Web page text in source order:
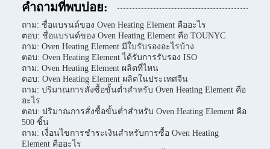
คำถามที่พบบ่อย:
ถาม: ชื่อแบรนด์ของ Oven Heating Element คืออะไร
ตอบ: ชื่อแบรนด์ของ Oven Heating Element คือ TOUNYC
ถาม: Oven Heating Element มีใบรับรองอะไรบ้าง
ตอบ: Oven Heating Element ได้รับการรับรอง ISO
ถาม: Oven Heating Element ผลิตที่ไหน
ตอบ: Oven Heating Element ผลิตในประเทศจีน
ถาม: ปริมาณการสั่งซื้อขั้นต่ำสำหรับ Oven Heating Element คือ
อะไร
ตอบ: ปริมาณการสั่งซื้อขั้นต่ำสำหรับ Oven Heating Element คือ
500 ชิ้น
ถาม: เงื่อนไขการชำระเงินสำหรับการซื้อ Oven Heating
Element คืออะไร